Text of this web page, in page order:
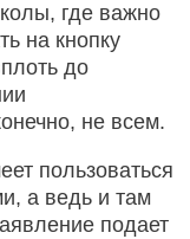
где важно
на кнопку
до
не всем.
пользоваться
а ведь и там
подает